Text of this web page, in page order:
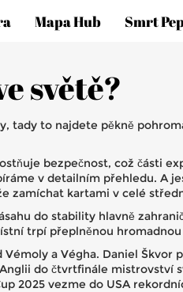
Mapa Hub Smrt
světě?
tady to najdete pěkně
bezpečnost, což části
v detailním přehledu. A
zamíchat kartami v celé
do stability hlavně
trpí přeplněnou
a Végha. Daniel Škvor
do čtvrtfinále mistrovství
2025 vezme do USA